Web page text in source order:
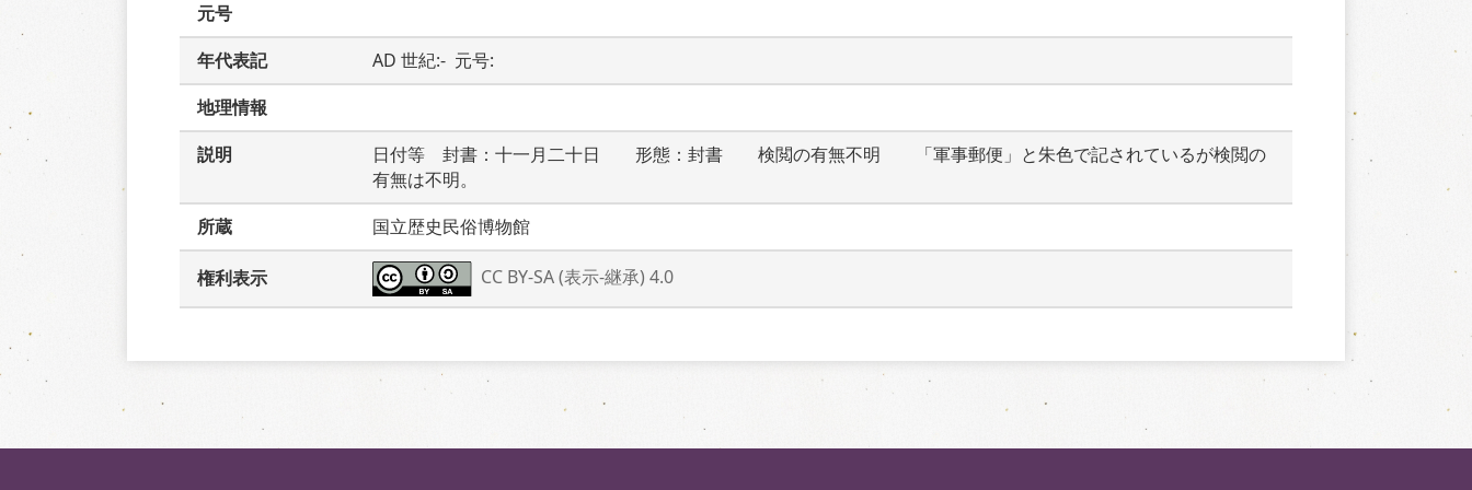
元号
年代表記
AD 世紀:-  元号:
地理情報
説明
日付等　封書：十一月二十日　　形態：封書　　検閲の有無不明　　「軍事郵便」と朱色で記されているが検閲の
有無は不明。
所蔵
国立歴史民俗博物館
権利表示 CC BY-SA (表示-継承) 4.0